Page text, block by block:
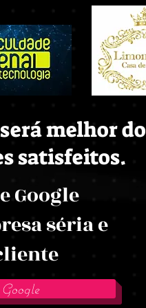
melhor do
satisfeitos.
Google
séria e
Google